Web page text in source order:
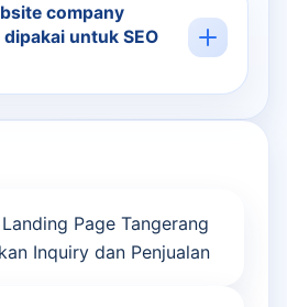
company
untuk SEO
Page Tangerang
Inquiry dan Penjualan